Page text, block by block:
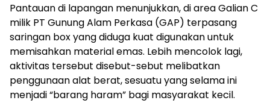
Pantauan di lapangan menunjukkan, di area Galian C
milik PT Gunung Alam Perkasa (GAP) terpasang
saringan box yang diduga kuat digunakan untuk
memisahkan material emas. Lebih mencolok lagi,
aktivitas tersebut disebut-sebut melibatkan
penggunaan alat berat, sesuatu yang selama ini
menjadi “barang haram” bagi masyarakat kecil.